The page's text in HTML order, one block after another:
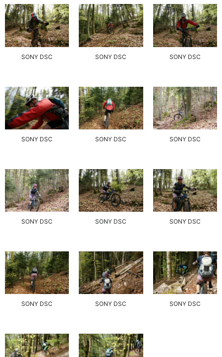
SONY DSC SONY DSC SONY DSC
SONY DSC SONY DSC SONY DSC
SONY DSC SONY DSC SONY DSC
SONY DSC SONY DSC SONY DSC